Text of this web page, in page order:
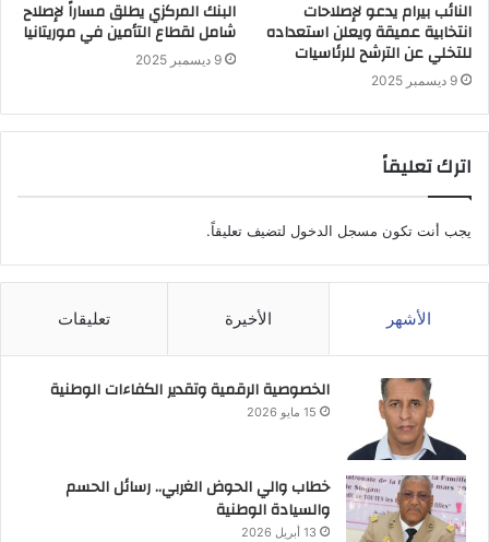
النائب بيرام يدعو لإصلاحات
انتخابية عميقة ويعلن استعداده
للتخلي عن الترشح للرئاسيات
9 ديسمبر 2025
البنك المركزي يطلق مساراً لإصلاح
شامل لقطاع التأمين في موريتانيا
9 ديسمبر 2025
اترك تعليقاً
يجب أنت تكون مسجل الدخول لتضيف تعليقاً.
الأشهر الأخيرة تعليقات
الخصوصية الرقمية وتقدير الكفاءات الوطنية
15 مايو 2026
خطاب والي الحوض الغربي.. رسائل الحسم
والسيادة الوطنية
13 أبريل 2026